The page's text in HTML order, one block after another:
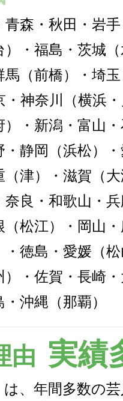
森・秋田・岩
）・福島・茨城
馬（前橋）・埼
・神奈川（横浜
）・新潟・富山
静岡（浜松）
（津）・滋賀（
良・和歌山・
（松江）・岡山
・徳島・愛媛（
）・佐賀・長崎
沖縄（那覇）
由 実績
は、年間多数の